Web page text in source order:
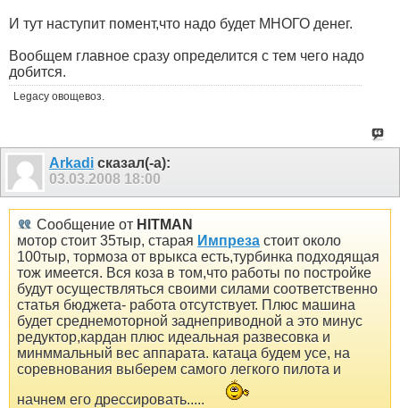
И тут наступит помент,что надо будет МНОГО денег.
Вообщем главное сразу определится с тем чего надо
добится.
Legacy овощевоз.
Arkadi сказал(-а):
03.03.2008 18:00
Сообщение от HITMAN
мотор стоит 35тыр, старая Импреза стоит около
100тыр, тормоза от врыкса есть,турбинка подходящая
тож имеется. Вся коза в том,что работы по постройке
будут осуществляться своими силами соответственно
статья бюджета- работа отсутствует. Плюс машина
будет среднемоторной заднеприводной а это минус
редуктор,кардан плюс идеальная развесовка и
минммальный вес аппарата. катаца будем усе, на
соревнования выберем самого легкого пилота и
начнем его дрессировать.....